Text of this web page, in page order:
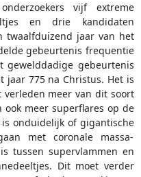
vijf extreme
en drie kandidaten
twaalfduizend jaar van het
gebeurtenis frequentie
gewelddadige gebeurtenis
jaar 775 na Christus. Het is
meer van dit soort
meer superflares op de
is onduidelijk of gigantische
met coronale massa-
tussen supervlammen en
Dit moet verder